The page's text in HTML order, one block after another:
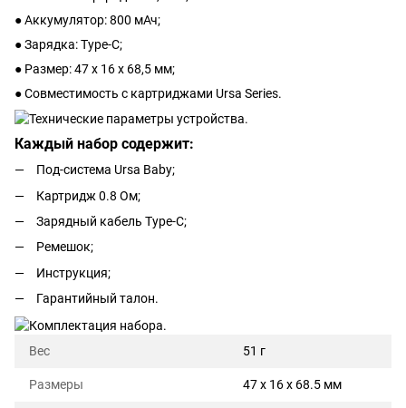
● Аккумулятор: 800 мАч;
● Зарядка: Type-C;
● Размер: 47 х 16 х 68,5 мм;
● Совместимость с картриджами Ursa Series.
Каждый набор содержит:
Под-система Ursa Baby;
Картридж 0.8 Ом;
Зарядный кабель Type-C;
Ремешок;
Инструкция;
Гарантийный талон.
Вес 51 г
Размеры 47 x 16 x 68.5 мм